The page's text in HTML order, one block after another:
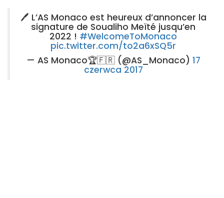
🖊 L’AS Monaco est heureux d’annoncer la
signature de Soualiho Meïté jusqu’en
2022 ! #WelcomeToMonaco
pic.twitter.com/to2a6xSQ5r
— AS Monaco🏆🇫🇷 (@AS_Monaco) 17
czerwca 2017